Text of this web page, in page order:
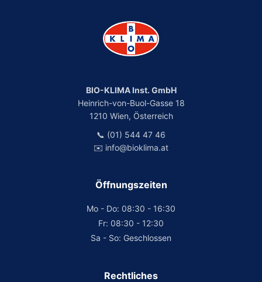
BIO-KLIMA Inst. GmbH
Heinrich-von-Buol-Gasse 18
1210 Wien, Österreich
📞 (01) 544 47 46
✉️ info@bioklima.at
Öffnungszeiten
Mo - Do: 08:30 - 16:30
Fr: 08:30 - 12:30
Sa - So: Geschlossen
Rechtliches